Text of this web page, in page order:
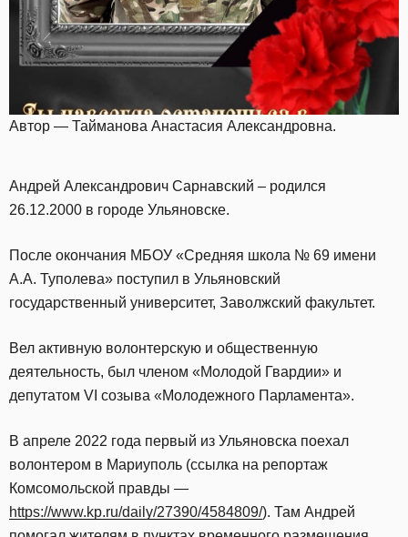
Автор — Тайманова Анастасия Александровна.
Андрей Александрович Сарнавский – родился
26.12.2000 в городе Ульяновске.
После окончания МБОУ «Средняя школа № 69 имени
А.А. Туполева» поступил в Ульяновский
государственный университет, Заволжский факультет.
Вел активную волонтерскую и общественную
деятельность, был членом «Молодой Гвардии» и
депутатом VI созыва «Молодежного Парламента».
В апреле 2022 года первый из Ульяновска поехал
волонтером в Мариуполь (ссылка на репортаж
Комсомольской правды —
https://www.kp.ru/daily/27390/4584809/). Там Андрей